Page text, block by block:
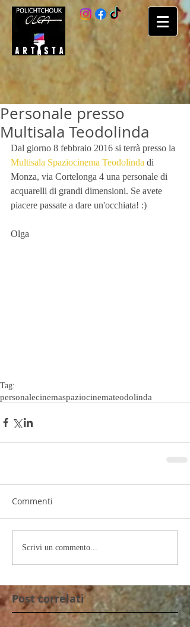
Personale presso
Multisala Teodolinda
Dal giorno 8 febbraio 2016 si terrà presso la
Multisala Spaziocinema Teodolinda di
Monza, via Cortelonga 4 una personale di
acquarelli di grandi dimensioni. Se avete
piacere passate a dare un'occhiata! :)
Olga
Tag:
personalecinemaspaziocinemateodolinda
Commenti
Scrivi un commento...
Post correlati